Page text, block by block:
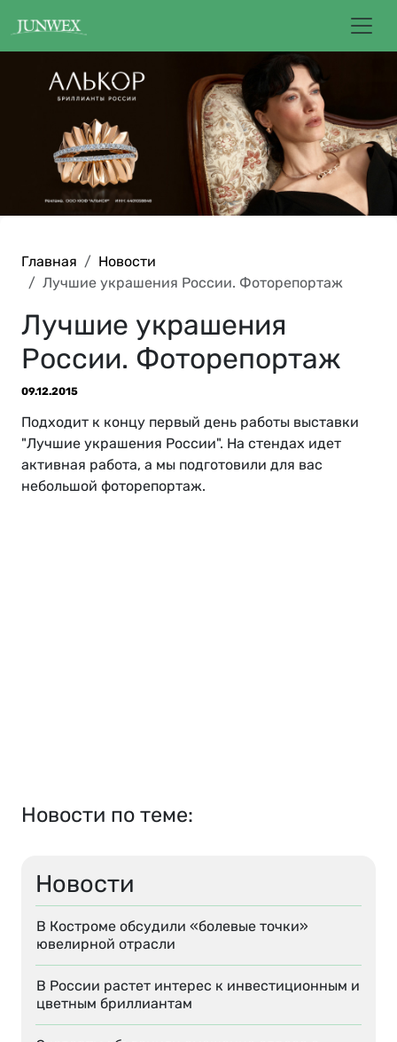
Главная
Новости
Лучшие украшения России. Фоторепортаж
Новости
В Костроме обсудили «болевые точки»
ювелирной отрасли
В России растет интерес к инвестиционным и
цветным бриллиантам
Лучшие украшения
России. Фоторепортаж
09.12.2015
Подходит к концу первый день работы выставки
"Лучшие украшения России". На стендах идет
активная работа, а мы подготовили для вас
небольшой фоторепортаж.
Новости по теме: